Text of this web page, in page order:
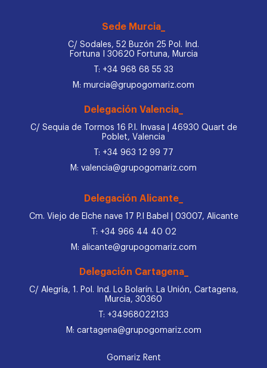
Sede Murcia_
C/ Sodales, 52 Buzón 25 Pol. Ind.
Fortuna I 30620 Fortuna, Murcia
T: +34 968 68 55 33
M: murcia@grupogomariz.com
Delegación Valencia_
C/ Sequia de Tormos 16 P.I. Invasa | 46930 Quart de
Poblet, Valencia
T: +34 963 12 99 77
M: valencia@grupogomariz.com
Delegación Alicante_
Cm. Viejo de Elche nave 17 P.I Babel | 03007, Alicante
T: +34 966 44 40 02
M: alicante@grupogomariz.com
Delegación Cartagena_
C/ Alegría, 1. Pol. Ind. Lo Bolarín. La Unión, Cartagena,
Murcia, 30360
T: +34968022133
M: cartagena@grupogomariz.com
Gomariz Rent